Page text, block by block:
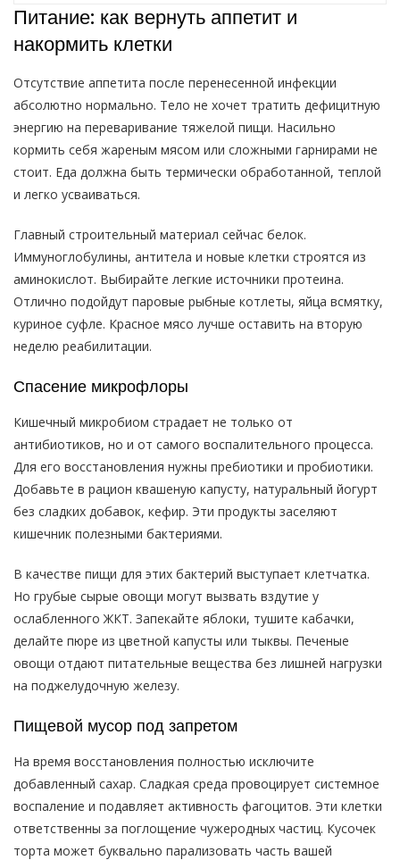
Питание: как вернуть аппетит и
накормить клетки
Отсутствие аппетита после перенесенной инфекции
абсолютно нормально. Тело не хочет тратить дефицитную
энергию на переваривание тяжелой пищи. Насильно
кормить себя жареным мясом или сложными гарнирами не
стоит. Еда должна быть термически обработанной, теплой
и легко усваиваться.
Главный строительный материал сейчас белок.
Иммуноглобулины, антитела и новые клетки строятся из
аминокислот. Выбирайте легкие источники протеина.
Отлично подойдут паровые рыбные котлеты, яйца всмятку,
куриное суфле. Красное мясо лучше оставить на вторую
неделю реабилитации.
Спасение микрофлоры
Кишечный микробиом страдает не только от
антибиотиков, но и от самого воспалительного процесса.
Для его восстановления нужны пребиотики и пробиотики.
Добавьте в рацион квашеную капусту, натуральный йогурт
без сладких добавок, кефир. Эти продукты заселяют
кишечник полезными бактериями.
В качестве пищи для этих бактерий выступает клетчатка.
Но грубые сырые овощи могут вызвать вздутие у
ослабленного ЖКТ. Запекайте яблоки, тушите кабачки,
делайте пюре из цветной капусты или тыквы. Печеные
овощи отдают питательные вещества без лишней нагрузки
на поджелудочную железу.
Пищевой мусор под запретом
На время восстановления полностью исключите
добавленный сахар. Сладкая среда провоцирует системное
воспаление и подавляет активность фагоцитов. Эти клетки
ответственны за поглощение чужеродных частиц. Кусочек
торта может буквально парализовать часть вашей